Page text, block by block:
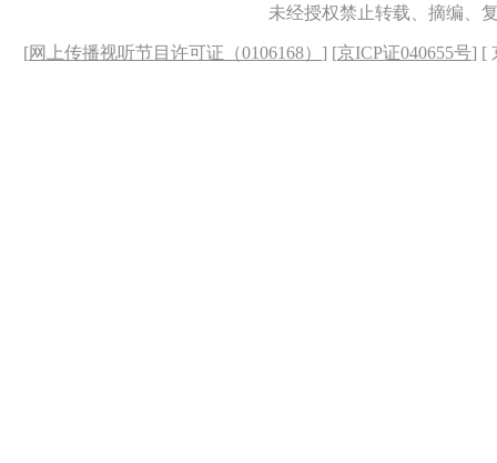
未经授权禁止转载、摘编、
[网上传播视听节目许可证（0106168） ] [京ICP证040655号] [